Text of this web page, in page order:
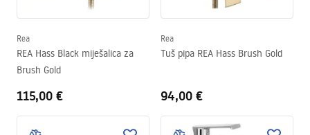
Rea
REA Hass Black miješalica za
Brush Gold
115,00 €
Rea
Tuš pipa REA Hass Brush Gold
94,00 €